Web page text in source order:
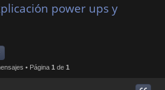
power ups y
• Página 1 de 1